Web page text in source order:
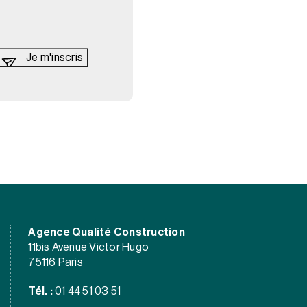
Agence Qualité Construction
11bis Avenue Victor Hugo
75116 Paris
Tél. : 01 44 51 03 51